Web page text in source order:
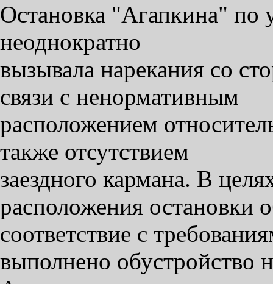
Остановка "Агапкина" по
неоднократно
вызывала нарекания со
связи с ненормативным
расположением
также отсутствием
заездного кармана. В
расположения остановки
соответствие с
выполнено обустройство